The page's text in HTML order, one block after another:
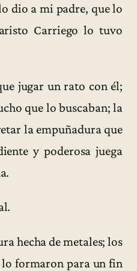
dio a mi padre, que lo
Carriego lo tuvo
jugar un rato con él;
que lo buscaban; la
la empuñadura que
y poderosa juega
hecha de metales; los
formaron para un fin